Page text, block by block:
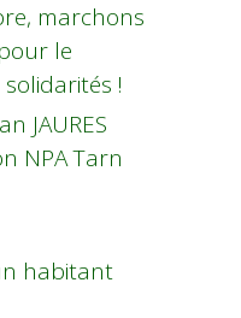
marchons
le
!
JAURES
NPA Tarn
habitant